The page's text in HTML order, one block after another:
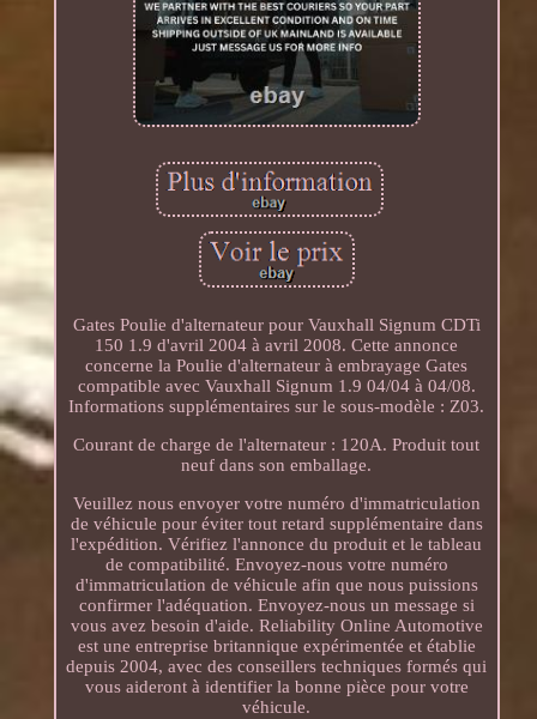
Gates Poulie d'alternateur pour Vauxhall Signum CDTi
150 1.9 d'avril 2004 à avril 2008. Cette annonce
concerne la Poulie d'alternateur à embrayage Gates
compatible avec Vauxhall Signum 1.9 04/04 à 04/08.
Informations supplémentaires sur le sous-modèle : Z03.
Courant de charge de l'alternateur : 120A. Produit tout
neuf dans son emballage.
Veuillez nous envoyer votre numéro d'immatriculation
de véhicule pour éviter tout retard supplémentaire dans
l'expédition. Vérifiez l'annonce du produit et le tableau
de compatibilité. Envoyez-nous votre numéro
d'immatriculation de véhicule afin que nous puissions
confirmer l'adéquation. Envoyez-nous un message si
vous avez besoin d'aide. Reliability Online Automotive
est une entreprise britannique expérimentée et établie
depuis 2004, avec des conseillers techniques formés qui
vous aideront à identifier la bonne pièce pour votre
véhicule.